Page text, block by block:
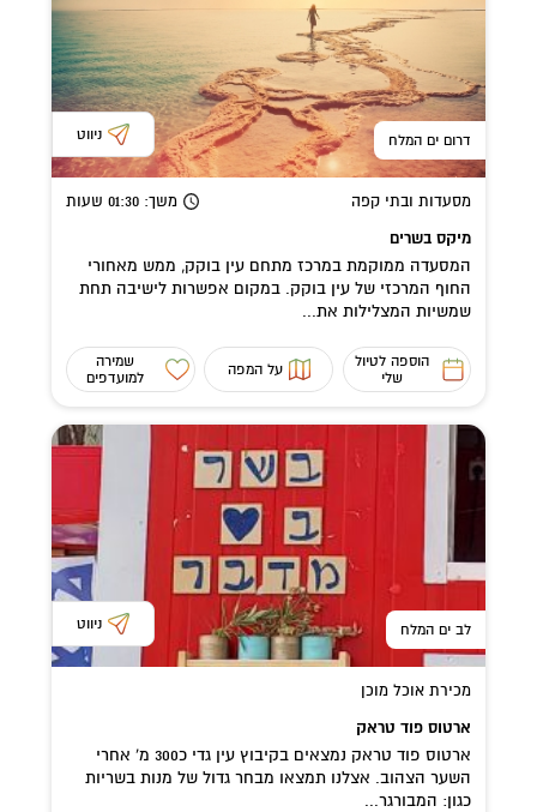
דרום ים המלח ניווט
מסעדות ובתי קפה משך: 01:30 שעות
מיקס בשרים
המסעדה ממוקמת במרכז מתחם עין בוקק, ממש מאחורי
החוף המרכזי של עין בוקק. במקום אפשרות לישיבה תחת
שמשיות המצלילות את...
הוספה לטיול
שלי
על המפה
שמירה
למועדפים
לב ים המלח ניווט
מכירת אוכל מוכן
ארטוס פוד טראק
ארטוס פוד טראק נמצאים בקיבוץ עין גדי כ300 מ' אחרי
השער הצהוב. אצלנו תמצאו מבחר גדול של מנות בשריות
כגון: המבורגר...